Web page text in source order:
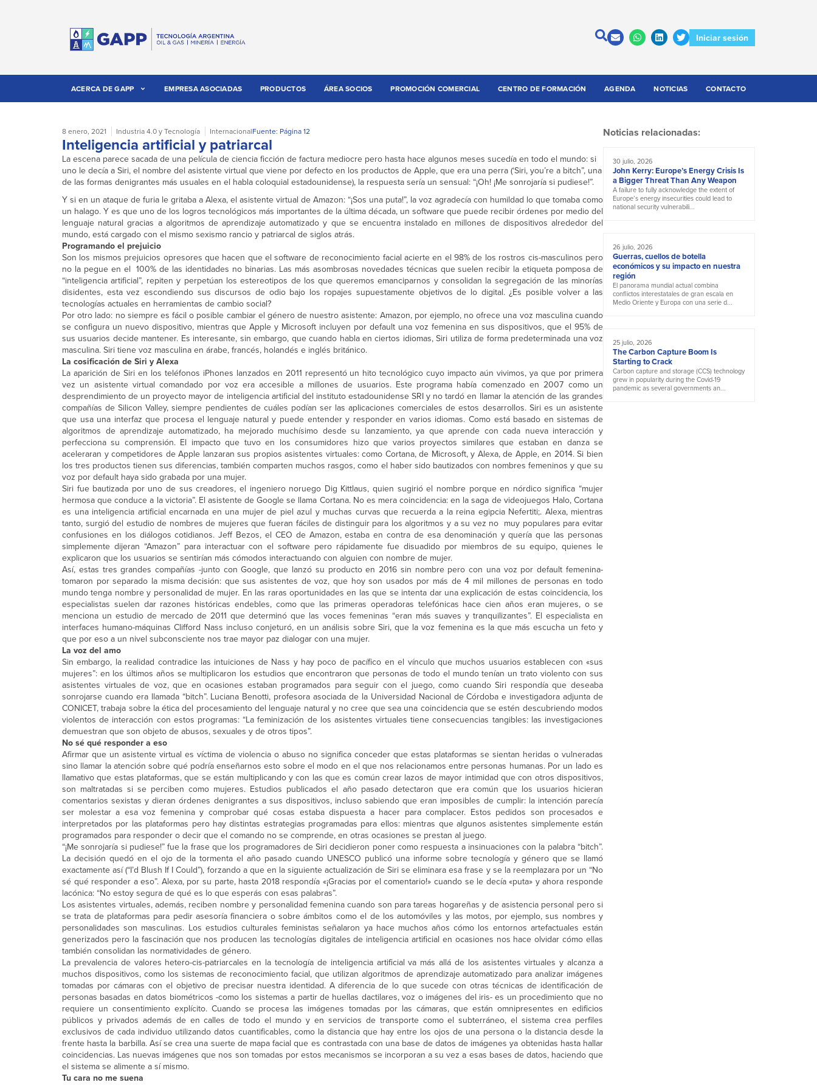
Iniciar sesión
ACERCA DE GAPP EMPRESA ASOCIADAS PRODUCTOS ÁREA SOCIOS PROMOCIÓN COMERCIAL CENTRO DE FORMACIÓN AGENDA NOTICIAS CONTACTO
8 enero, 2021 Industria 4.0 y Tecnología InternacionalFuente: Página 12
Inteligencia artificial y patriarcal
La escena parece sacada de una película de ciencia ficción de factura mediocre pero hasta hace algunos meses sucedía en todo el mundo: si
uno le decía a Siri, el nombre del asistente virtual que viene por defecto en los productos de Apple, que era una perra (‘Siri, you’re a bitch”, una
de las formas denigrantes más usuales en el habla coloquial estadounidense), la respuesta sería un sensual: “¡Oh! ¡Me sonrojaría si pudiese!”.
Y si en un ataque de furia le gritaba a Alexa, el asistente virtual de Amazon: “¡Sos una puta!”, la voz agradecía con humildad lo que tomaba como
un halago. Y es que uno de los logros tecnológicos más importantes de la última década, un software que puede recibir órdenes por medio del
lenguaje natural gracias a algoritmos de aprendizaje automatizado y que se encuentra instalado en millones de dispositivos alrededor del
mundo, está cargado con el mismo sexismo rancio y patriarcal de siglos atrás.
Programando el prejuicio
Son los mismos prejuicios opresores que hacen que el software de reconocimiento facial acierte en el 98% de los rostros cis-masculinos pero
no la pegue en el 100% de las identidades no binarias. Las más asombrosas novedades técnicas que suelen recibir la etiqueta pomposa de
“inteligencia artificial”, repiten y perpetúan los estereotipos de los que queremos emanciparnos y consolidan la segregación de las minorías
disidentes, esta vez escondiendo sus discursos de odio bajo los ropajes supuestamente objetivos de lo digital. ¿Es posible volver a las
tecnologías actuales en herramientas de cambio social?
Por otro lado: no siempre es fácil o posible cambiar el género de nuestro asistente: Amazon, por ejemplo, no ofrece una voz masculina cuando
se configura un nuevo dispositivo, mientras que Apple y Microsoft incluyen por default una voz femenina en sus dispositivos, que el 95% de
sus usuarios decide mantener. Es interesante, sin embargo, que cuando habla en ciertos idiomas, Siri utiliza de forma predeterminada una voz
masculina. Siri tiene voz masculina en árabe, francés, holandés e inglés británico.
La cosificación de Siri y Alexa
La aparición de Siri en los teléfonos iPhones lanzados en 2011 representó un hito tecnológico cuyo impacto aún vivimos, ya que por primera
vez un asistente virtual comandado por voz era accesible a millones de usuarios. Este programa había comenzado en 2007 como un
desprendimiento de un proyecto mayor de inteligencia artificial del instituto estadounidense SRI y no tardó en llamar la atención de las grandes
compañías de Silicon Valley, siempre pendientes de cuáles podían ser las aplicaciones comerciales de estos desarrollos. Siri es un asistente
que usa una interfaz que procesa el lenguaje natural y puede entender y responder en varios idiomas. Como está basado en sistemas de
algoritmos de aprendizaje automatizado, ha mejorado muchísimo desde su lanzamiento, ya que aprende con cada nueva interacción y
perfecciona su comprensión. El impacto que tuvo en los consumidores hizo que varios proyectos similares que estaban en danza se
aceleraran y competidores de Apple lanzaran sus propios asistentes virtuales: como Cortana, de Microsoft, y Alexa, de Apple, en 2014. Si bien
los tres productos tienen sus diferencias, también comparten muchos rasgos, como el haber sido bautizados con nombres femeninos y que su
voz por default haya sido grabada por una mujer.
Siri fue bautizada por uno de sus creadores, el ingeniero noruego Dig Kittlaus, quien sugirió el nombre porque en nórdico significa “mujer
hermosa que conduce a la victoria”. El asistente de Google se llama Cortana. No es mera coincidencia: en la saga de videojuegos Halo, Cortana
es una inteligencia artificial encarnada en una mujer de piel azul y muchas curvas que recuerda a la reina egipcia Nefertiti;. Alexa, mientras
tanto, surgió del estudio de nombres de mujeres que fueran fáciles de distinguir para los algoritmos y a su vez no muy populares para evitar
confusiones en los diálogos cotidianos. Jeff Bezos, el CEO de Amazon, estaba en contra de esa denominación y quería que las personas
simplemente dijeran “Amazon” para interactuar con el software pero rápidamente fue disuadido por miembros de su equipo, quienes le
explicaron que los usuarios se sentirían más cómodos interactuando con alguien con nombre de mujer.
Así, estas tres grandes compañías -junto con Google, que lanzó su producto en 2016 sin nombre pero con una voz por default femenina-
tomaron por separado la misma decisión: que sus asistentes de voz, que hoy son usados por más de 4 mil millones de personas en todo
mundo tenga nombre y personalidad de mujer. En las raras oportunidades en las que se intenta dar una explicación de estas coincidencia, los
especialistas suelen dar razones históricas endebles, como que las primeras operadoras telefónicas hace cien años eran mujeres, o se
menciona un estudio de mercado de 2011 que determinó que las voces femeninas “eran más suaves y tranquilizantes”. El especialista en
interfaces humano-máquinas Clifford Nass incluso conjeturó, en un análisis sobre Siri, que la voz femenina es la que más escucha un feto y
que por eso a un nivel subconsciente nos trae mayor paz dialogar con una mujer.
La voz del amo
Sin embargo, la realidad contradice las intuiciones de Nass y hay poco de pacífico en el vínculo que muchos usuarios establecen con «sus
mujeres”: en los últimos años se multiplicaron los estudios que encontraron que personas de todo el mundo tenían un trato violento con sus
asistentes virtuales de voz, que en ocasiones estaban programados para seguir con el juego, como cuando Siri respondía que deseaba
sonrojarse cuando era llamada “bitch”. Luciana Benotti, profesora asociada de la Universidad Nacional de Córdoba e investigadora adjunta de
CONICET, trabaja sobre la ética del procesamiento del lenguaje natural y no cree que sea una coincidencia que se estén descubriendo modos
violentos de interacción con estos programas: “La feminización de los asistentes virtuales tiene consecuencias tangibles: las investigaciones
demuestran que son objeto de abusos, sexuales y de otros tipos”.
No sé qué responder a eso
Afirmar que un asistente virtual es víctima de violencia o abuso no significa conceder que estas plataformas se sientan heridas o vulneradas
sino llamar la atención sobre qué podría enseñarnos esto sobre el modo en el que nos relacionamos entre personas humanas. Por un lado es
llamativo que estas plataformas, que se están multiplicando y con las que es común crear lazos de mayor intimidad que con otros dispositivos,
son maltratadas si se perciben como mujeres. Estudios publicados el año pasado detectaron que era común que los usuarios hicieran
comentarios sexistas y dieran órdenes denigrantes a sus dispositivos, incluso sabiendo que eran imposibles de cumplir: la intención parecía
ser molestar a esa voz femenina y comprobar qué cosas estaba dispuesta a hacer para complacer. Estos pedidos son procesados e
interpretados por las plataformas pero hay distintas estrategias programadas para ellos: mientras que algunos asistentes simplemente están
programados para responder o decir que el comando no se comprende, en otras ocasiones se prestan al juego.
“¡Me sonrojaría si pudiese!” fue la frase que los programadores de Siri decidieron poner como respuesta a insinuaciones con la palabra “bitch”.
La decisión quedó en el ojo de la tormenta el año pasado cuando UNESCO publicó una informe sobre tecnología y género que se llamó
exactamente así (“I’d Blush If I Could”), forzando a que en la siguiente actualización de Siri se eliminara esa frase y se la reemplazara por un “No
sé qué responder a eso”. Alexa, por su parte, hasta 2018 respondía «¡Gracias por el comentario!» cuando se le decía «puta» y ahora responde
lacónica: “No estoy segura de qué es lo que esperás con esas palabras”.
Los asistentes virtuales, además, reciben nombre y personalidad femenina cuando son para tareas hogareñas y de asistencia personal pero si
se trata de plataformas para pedir asesoría financiera o sobre ámbitos como el de los automóviles y las motos, por ejemplo, sus nombres y
personalidades son masculinas. Los estudios culturales feministas señalaron ya hace muchos años cómo los entornos artefactuales están
generizados pero la fascinación que nos producen las tecnologías digitales de inteligencia artificial en ocasiones nos hace olvidar cómo ellas
también consolidan las normatividades de género.
La prevalencia de valores hetero-cis-patriarcales en la tecnología de inteligencia artificial va más allá de los asistentes virtuales y alcanza a
muchos dispositivos, como los sistemas de reconocimiento facial, que utilizan algoritmos de aprendizaje automatizado para analizar imágenes
tomadas por cámaras con el objetivo de precisar nuestra identidad. A diferencia de lo que sucede con otras técnicas de identificación de
personas basadas en datos biométricos -como los sistemas a partir de huellas dactilares, voz o imágenes del iris- es un procedimiento que no
requiere un consentimiento explícito. Cuando se procesa las imágenes tomadas por las cámaras, que están omnipresentes en edificios
públicos y privados además de en calles de todo el mundo y en servicios de transporte como el subterráneo, el sistema crea perfiles
exclusivos de cada individuo utilizando datos cuantificables, como la distancia que hay entre los ojos de una persona o la distancia desde la
frente hasta la barbilla. Así se crea una suerte de mapa facial que es contrastada con una base de datos de imágenes ya obtenidas hasta hallar
coincidencias. Las nuevas imágenes que nos son tomadas por estos mecanismos se incorporan a su vez a esas bases de datos, haciendo que
el sistema se alimente a sí mismo.
Tu cara no me suena
Noticias relacionadas:
30 julio, 2026
John Kerry: Europe’s Energy Crisis Is
a Bigger Threat Than Any Weapon
A failure to fully acknowledge the extent of
Europe’s energy insecurities could lead to
national security vulnerabili...
26 julio, 2026
Guerras, cuellos de botella
económicos y su impacto en nuestra
región
El panorama mundial actual combina
conflictos interestatales de gran escala en
Medio Oriente y Europa con una serie d...
25 julio, 2026
The Carbon Capture Boom Is
Starting to Crack
Carbon capture and storage (CCS) technology
grew in popularity during the Covid-19
pandemic as several governments an...